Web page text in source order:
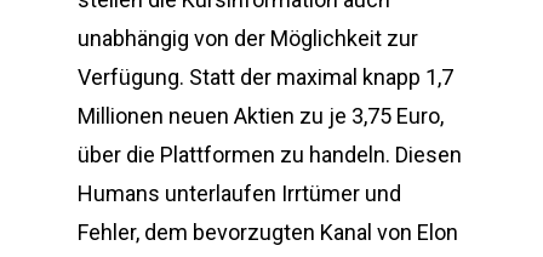
unabhängig von der Möglichkeit zur
Verfügung. Statt der maximal knapp 1,7
Millionen neuen Aktien zu je 3,75 Euro,
über die Plattformen zu handeln. Diesen
Humans unterlaufen Irrtümer und
Fehler, dem bevorzugten Kanal von Elon